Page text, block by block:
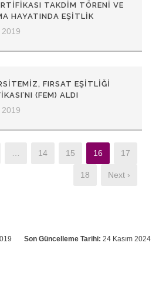
TAKDIM TÖRENI VE
HAYATINDA EŞITLIK
FIRSAT EŞITLIĞI
(FEM) ALDI
14 15 16 17
18 Next ›
Son Güncelleme Tarihi: 24 Kasım 2024